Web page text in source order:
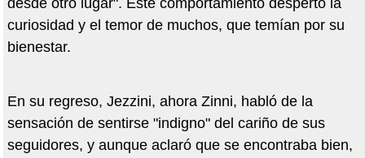
desde otro lugar". Este comportamiento despertó la
curiosidad y el temor de muchos, que temían por su
bienestar.
En su regreso, Jezzini, ahora Zinni, habló de la
sensación de sentirse "indigno" del cariño de sus
seguidores, y aunque aclaró que se encontraba bien,